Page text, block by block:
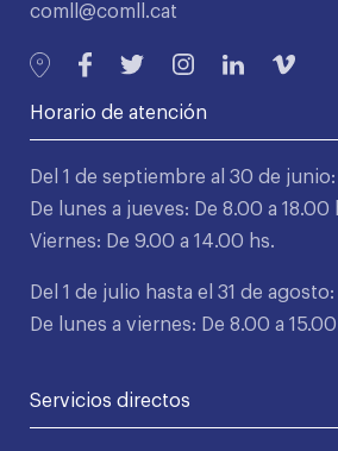
comll@comll.cat
Horario de atención
Del 1 de septiembre al 30 de junio:
De lunes a jueves: De 8.00 a 18.00
Viernes: De 9.00 a 14.00 hs.
Del 1 de julio hasta el 31 de agosto:
De lunes a viernes: De 8.00 a
Servicios directos